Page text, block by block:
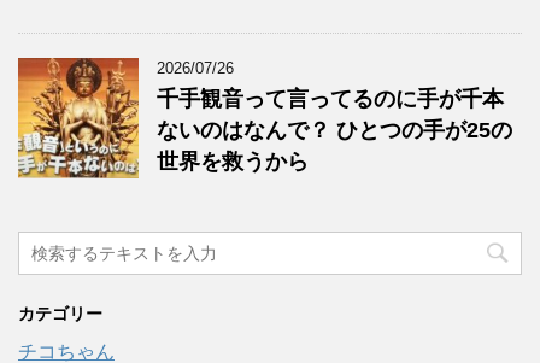
2026/07/26
千手観音って言ってるのに手が千本
ないのはなんで？ ひとつの手が25の
世界を救うから
カテゴリー
チコちゃん